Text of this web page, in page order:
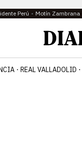
Perú Motín Zambrana
REAL VALLADOLID